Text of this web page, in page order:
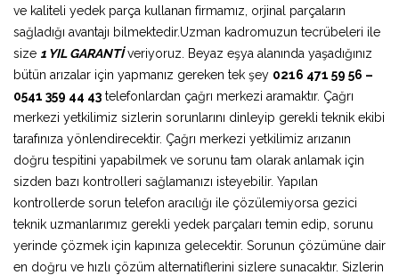
ve kaliteli yedek parça kullanan firmamız, orjinal parçaların
sağladığı avantajı bilmektedir.Uzman kadromuzun tecrübeleri ile
size 1 YIL GARANTİveriyoruz. Beyaz eşya alanında yaşadığınız
bütün arızalar için yapmanız gereken tek şey 0216 471 59 56 –
0541 359 44 43 telefonlardan çağrı merkezi aramaktır. Çağrı
merkezi yetkilimiz sizlerin sorunlarını dinleyip gerekli teknik ekibi
tarafınıza yönlendirecektir. Çağrı merkezi yetkilimiz arızanın
doğru tespitini yapabilmek ve sorunu tam olarak anlamak için
sizden bazı kontrolleri sağlamanızı isteyebilir. Yapılan
kontrollerde sorun telefon aracılığı ile çözülemiyorsa gezici
teknik uzmanlarımız gerekli yedek parçaları temin edip, sorunu
yerinde çözmek için kapınıza gelecektir. Sorunun çözümüne dair
en doğru ve hızlı çözüm alternatiflerini sizlere sunacaktır. Sizlerin